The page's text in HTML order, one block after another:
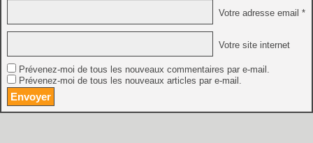
Votre adresse email *
Votre site internet
Prévenez-moi de tous les nouveaux commentaires par e-mail.
Prévenez-moi de tous les nouveaux articles par e-mail.